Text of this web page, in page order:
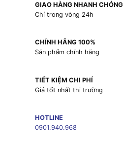
GIAO HÀNG NHANH CHÓNG
Chỉ trong vòng 24h
CHÍNH HÃNG 100%
Sản phẩm chính hãng
TIẾT KIỆM CHI PHÍ
Giá tốt nhất thị trường
HOTLINE
0901.940.968